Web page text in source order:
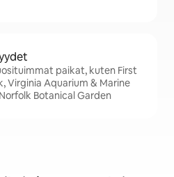
paikat, kuten First
Virginia Aquarium & Marine
Botanical Garden